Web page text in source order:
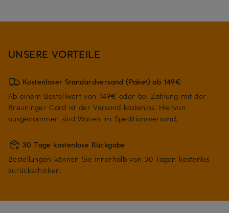
UNSERE VORTEILE
Kostenloser Standardversand (Paket) ab 149€
Ab einem Bestellwert von 149€ oder bei Zahlung mit der
Breuninger Card ist der Versand kostenlos. Hiervon
ausgenommen sind Waren im Speditionsversand.
30 Tage kostenlose Rückgabe
Bestellungen können Sie innerhalb von 30 Tagen kostenlos
zurückschicken.